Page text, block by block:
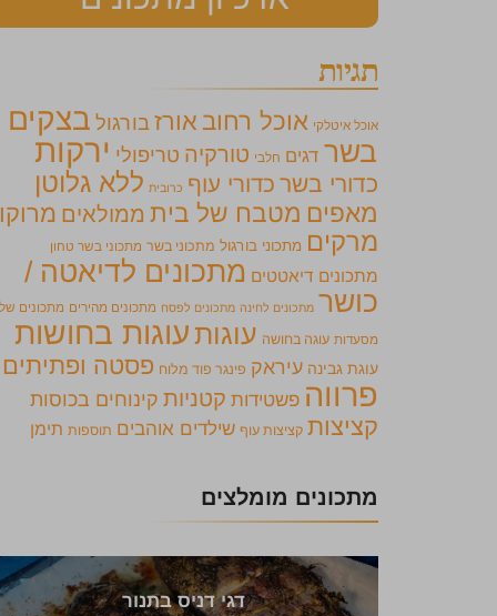
תגיות
אוכל איטלקי אוכל רחוב אורזבורגול בצקים
בשר דגים חלבי טורקיה טריפולי ירקות
כדורי בשר כדורי עוף כרובית ללא גלוטן
מאפים מטבח של בית ממולאים מרוקו
מרקים מתכוני בורגול מתכוני בשר מתכוני בשר טחון
מתכונים דיאטטים מתכונים לדיאטה /
כושר מתכונים לחינה מתכונים לפסח מתכונים מהירים מתכונים של
מסעדות עוגה בחושה עוגותעוגות בחושות
עוגת גבינה עיראק פינגר פוד מלוח פסטה ופתיתים
פרווה פשטידות קטניות קינוחים בכוסות
קציצות קציצות עוף שילדים אוהבים תוספות תימן
מתכונים מומלצים
דגי דניס בתנור